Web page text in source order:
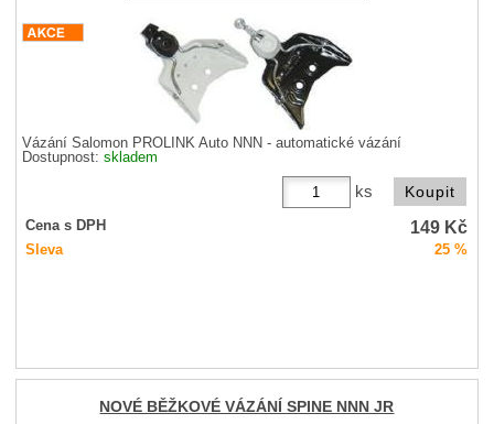
Vázání Salomon PROLINK Auto NNN - automatické vázání
Dostupnost:skladem
ks
Cena s DPH 149 Kč
Sleva 25 %
NOVÉ BĚŽKOVÉ VÁZÁNÍ SPINE NNN JR